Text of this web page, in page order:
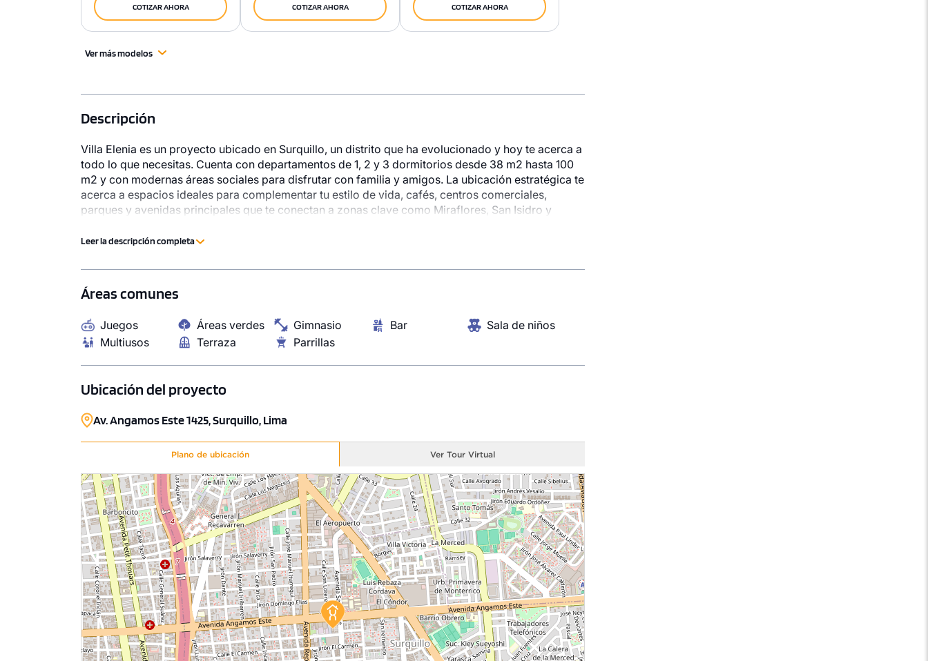
COTIZAR AHORA COTIZAR AHORA COTIZAR AHORA
Ver más modelos
1 unidad disponible
S/ 788,671
3 dorms.
2 baños
COTIZAR AHORA
1 unidad disponible
COTIZAR AHORA
1 unidad disponible
COTIZAR AHORA
1 unidad disponible
Desde
S/ 640,962
Modelo DÚPLEX 09
111.81 m²
Piso 21
3 dorms.
2 baños
COTIZAR AHORA
Descripción
Villa Elenia es un proyecto ubicado en Surquillo, un distrito que ha evolucionado y hoy te acerca a
todo lo que necesitas. Cuenta con departamentos de 1, 2 y 3 dormitorios desde 38 m2 hasta 100
m2 y con modernas áreas sociales para disfrutar con familia y amigos. La ubicación estratégica te
acerca a espacios ideales para complementar tu estilo de vida, cafés, centros comerciales,
parques y avenidas principales que te conectan a zonas clave como Miraflores, San Isidro y
Leer la descripción completa
Áreas comunes
Juegos Áreas verdes Gimnasio Bar
Sala de niños
Multiusos
Terraza Parrillas
Ubicación del proyecto
Av. Angamos Este 1425, Surquillo, Lima
Plano de ubicación Ver Tour Virtual